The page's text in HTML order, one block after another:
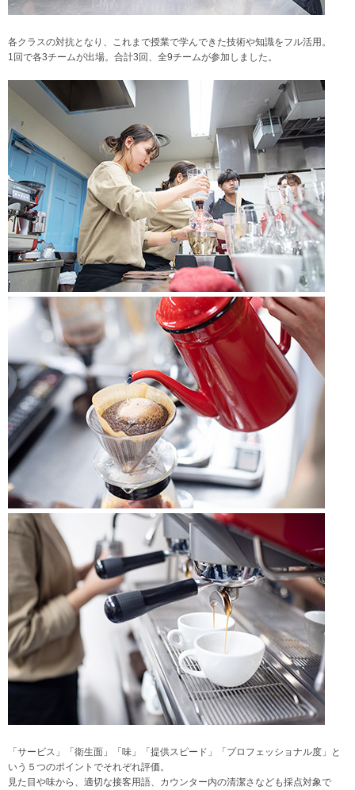
各クラスの対抗となり、これまで授業で学んできた技術や知識をフル活用。
1回で各3チームが出場。合計3回、全9チームが参加しました。
「サービス」「衛生面」「味」「提供スピード」「プロフェッショナル度」と
いう５つのポイントでそれぞれ評価。
見た目や味から、適切な接客用語、カウンター内の清潔さなども採点対象で